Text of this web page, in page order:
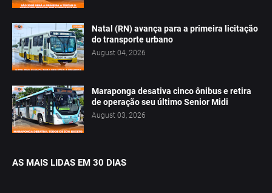
Natal (RN) avança para a primeira licitação
do transporte urbano
August 04, 2026
Maraponga desativa cinco ônibus e retira
de operação seu último Senior Midi
August 03, 2026
AS MAIS LIDAS EM 30 DIAS